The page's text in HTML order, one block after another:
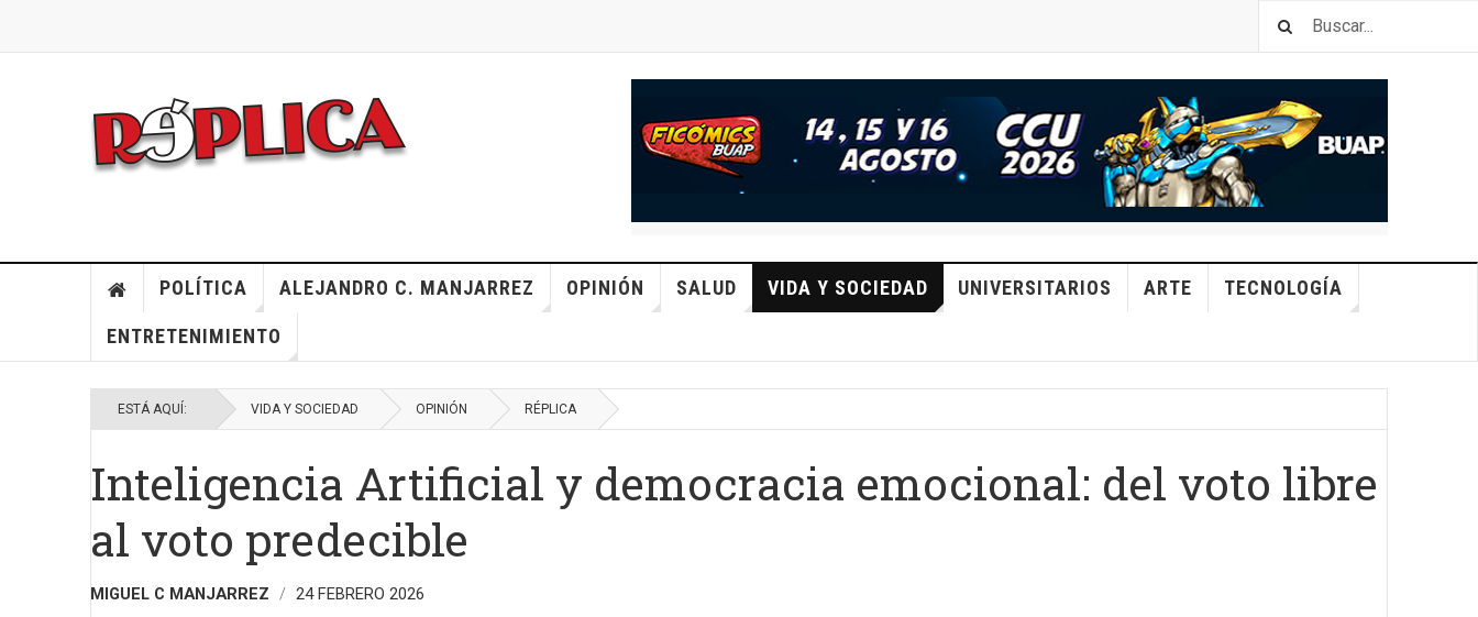
POLÍTICA ALEJANDRO C. MANJARREZ OPINIÓN SALUD VIDA Y SOCIEDAD UNIVERSITARIOS ARTE TECNOLOGÍA
ENTRETENIMIENTO
ESTÁ AQUÍ: VIDA Y SOCIEDAD OPINIÓN RÉPLICA
Inteligencia Artificial y democracia emocional: del voto libre
al voto predecible
MIGUEL C MANJARREZ 24 FEBRERO 2026